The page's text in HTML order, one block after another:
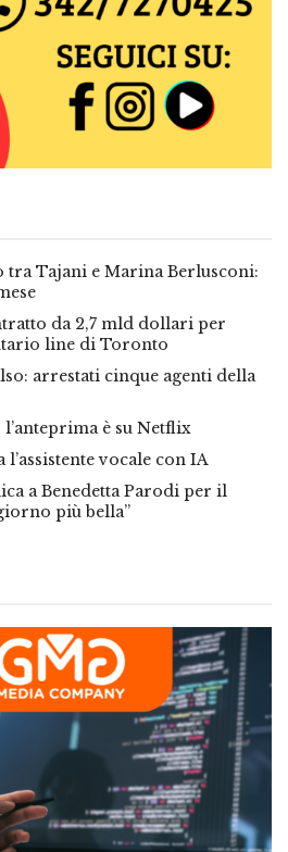
Tajani e Marina Berlusconi:
da 2,7 mld dollari per
line di Toronto
arrestati cinque agenti della
è su Netflix
vocale con IA
a Benedetta Parodi per il
più bella”